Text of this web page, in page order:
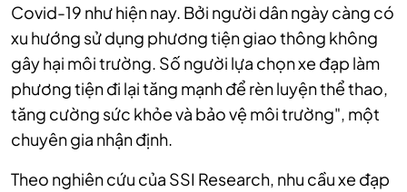
Covid-19 như hiện nay. Bởi người dân ngày càng có
xu hướng sử dụng phương tiện giao thông không
gây hại môi trường. Số người lựa chọn xe đạp làm
phương tiện đi lại tăng mạnh để rèn luyện thể thao,
tăng cường sức khỏe và bảo vệ môi trường", một
chuyên gia nhận định.
Theo nghiên cứu của SSI Research, nhu cầu xe đạp